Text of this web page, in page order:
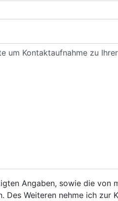
Angaben, sowie die
Des Weiteren nehme ich